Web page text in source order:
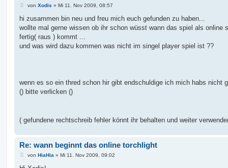
B
r
a
von Xodis » Mi 11. Nov 2009, 08:57
hi zusammen bin neu und freu mich euch gefunden zu haben...
wollte mal gerne wissen ob ihr schon wüsst wann das spiel als online
fertig( raus ) kommt ...
und was wird dazu kommen was nicht im singel player spiel ist ??
wenn es so ein thred schon hir gibt endschuldige ich mich habs nicht
() bitte verlicken ()
( gefundene rechtschreib fehler könnt ihr behalten und weiter
Re: wann beginnt das online torchlight
Bvon HiaHia » Mi 11. Nov 2009, 09:02